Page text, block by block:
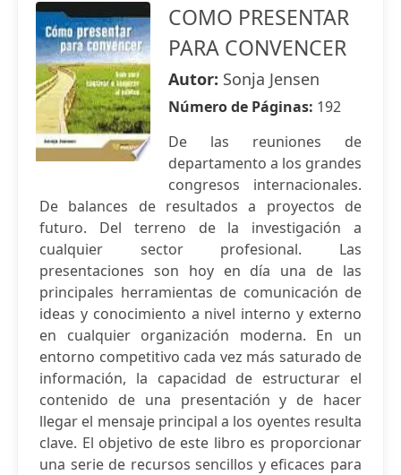
COMO PRESENTAR
PARA CONVENCER
Autor: Sonja Jensen
Número de Páginas: 192
De las reuniones de
departamento a los grandes
congresos internacionales.
De balances de resultados a proyectos de
futuro. Del terreno de la investigación a
cualquier sector profesional. Las
presentaciones son hoy en día una de las
principales herramientas de comunicación de
ideas y conocimiento a nivel interno y externo
en cualquier organización moderna. En un
entorno competitivo cada vez más saturado de
información, la capacidad de estructurar el
contenido de una presentación y de hacer
llegar el mensaje principal a los oyentes resulta
clave. El objetivo de este libro es proporcionar
una serie de recursos sencillos y eficaces para